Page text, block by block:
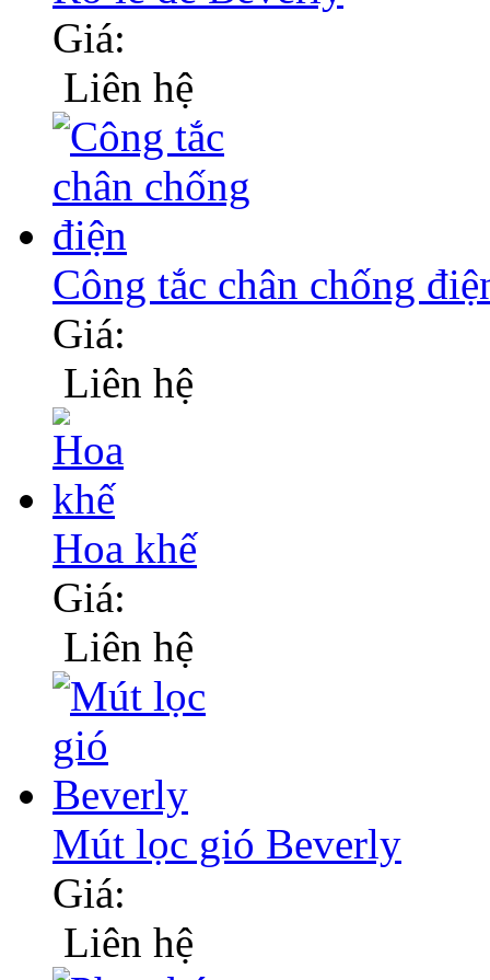
Giá:
Liên hệ
Công tắc chân chống
Giá:
Liên hệ
Hoa khế
Giá:
Liên hệ
Mút lọc gió Beverly
Giá:
Liên hệ